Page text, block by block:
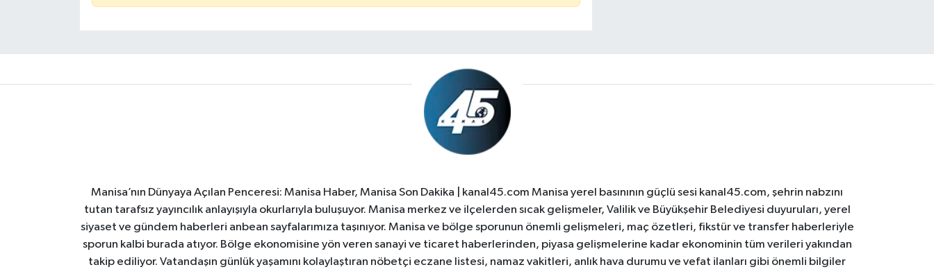
Manisa’nın Dünyaya Açılan Penceresi: Manisa Haber, Manisa Son Dakika | kanal45.com Manisa yerel basınının güçlü sesi kanal45.com, şehrin nabzını
tutan tarafsız yayıncılık anlayışıyla okurlarıyla buluşuyor. Manisa merkez ve ilçelerden sıcak gelişmeler, Valilik ve Büyükşehir Belediyesi duyuruları, yerel
siyaset ve gündem haberleri anbean sayfalarımıza taşınıyor. Manisa ve bölge sporunun önemli gelişmeleri, maç özetleri, fikstür ve transfer haberleriyle
sporun kalbi burada atıyor. Bölge ekonomisine yön veren sanayi ve ticaret haberlerinden, piyasa gelişmelerine kadar ekonominin tüm verileri yakından
takip ediliyor. Vatandaşın günlük yaşamını kolaylaştıran nöbetçi eczane listesi, namaz vakitleri, anlık hava durumu ve vefat ilanları gibi önemli bilgiler